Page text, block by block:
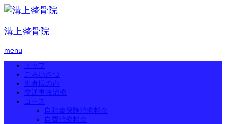
溝上整骨院
menu
トップ
ごあいさつ
患者様の声
交通事故治療
コース
自賠責保険治療料金
自費治療料金